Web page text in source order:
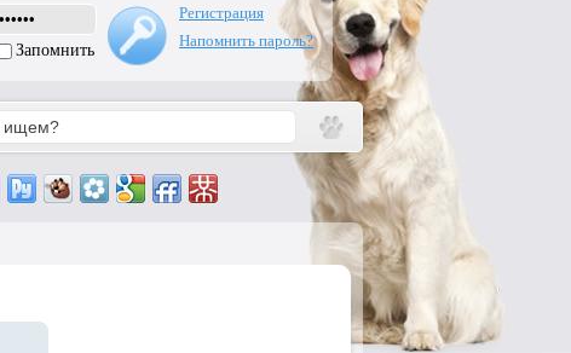
Запомнить
Регистрация
Напомнить пароль?